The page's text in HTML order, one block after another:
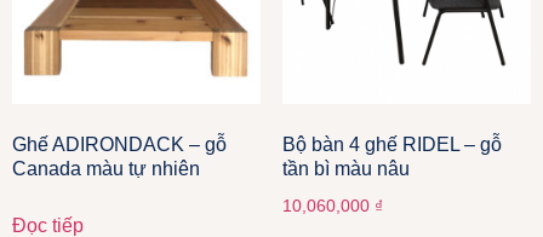
Ghế ADIRONDACK – gỗ
Canada màu tự nhiên
Đọc tiếp
Bộ bàn 4 ghế RIDEL – gỗ
tần bì màu nâu
10,060,000 ₫